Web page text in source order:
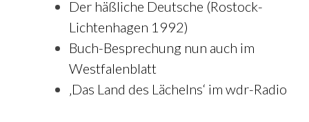
Der häßliche Deutsche (Rostock-
Lichtenhagen 1992)
Buch-Besprechung nun auch im
Westfalenblatt
‚Das Land des Lächelns‘ im wdr-Radio